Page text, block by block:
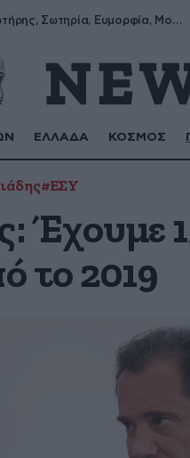
Σωτήρης, Σωτηρία, Ευμορφία, Μορφούλα
ΕΛΛΑΔΑ ΚΟΣΜΟΣ
#ΕΣΥ
Έχουμε
το 2019